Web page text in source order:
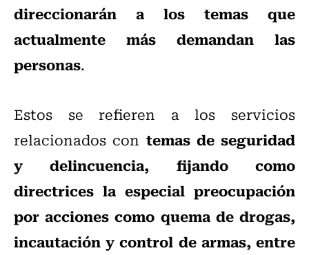
direccionarán a los temas que
actualmente más demandan las
personas.
Estos se refieren a los servicios
relacionados con temas de seguridad
y delincuencia, fijando como
directrices la especial preocupación
por acciones como quema de drogas,
incautación y control de armas, entre